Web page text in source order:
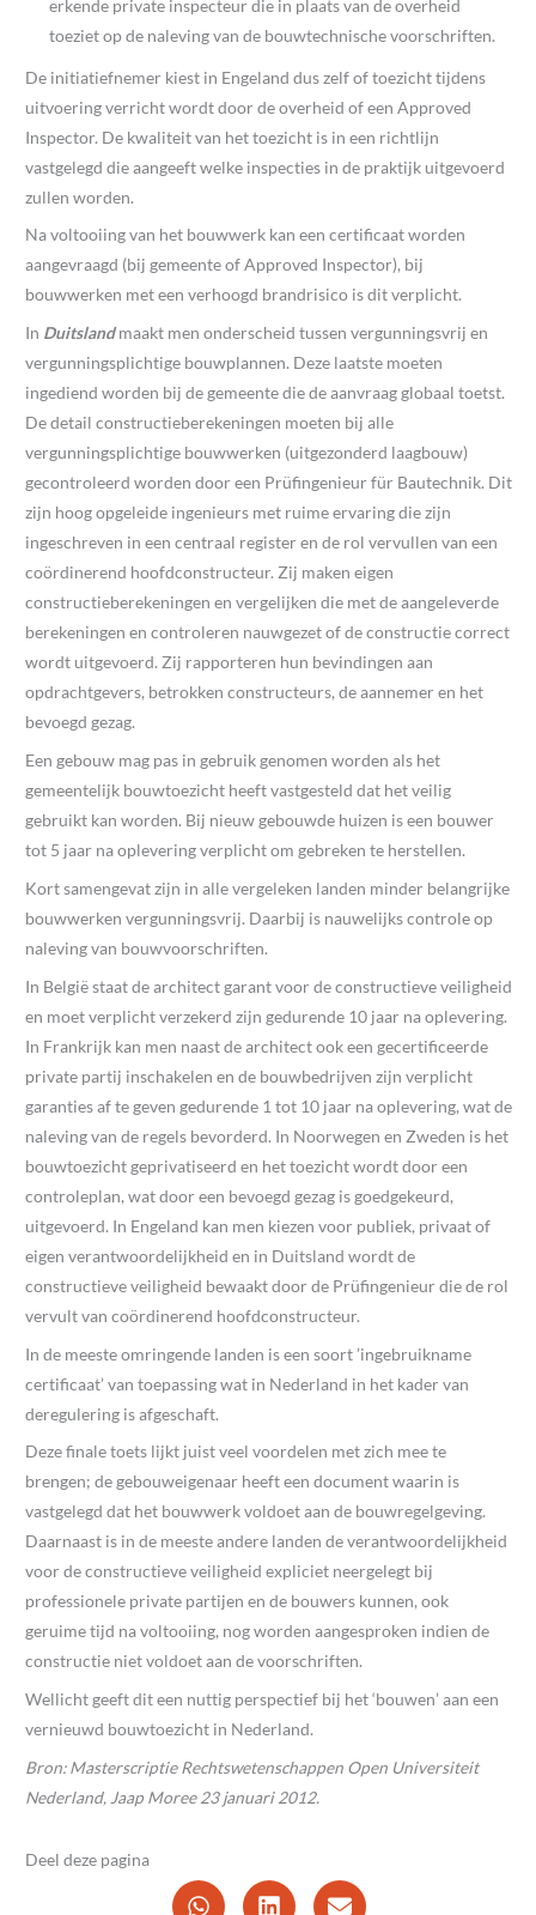
erkende private inspecteur die in plaats van de overheid
toeziet op de naleving van de bouwtechnische voorschriften.
De initiatiefnemer kiest in Engeland dus zelf of toezicht tijdens
uitvoering verricht wordt door de overheid of een Approved
Inspector. De kwaliteit van het toezicht is in een richtlijn
vastgelegd die aangeeft welke inspecties in de praktijk uitgevoerd
zullen worden.
Na voltooiing van het bouwwerk kan een certificaat worden
aangevraagd (bij gemeente of Approved Inspector), bij
bouwwerken met een verhoogd brandrisico is dit verplicht.
In Duitslandmaakt men onderscheid tussen vergunningsvrij en
vergunningsplichtige bouwplannen. Deze laatste moeten
ingediend worden bij de gemeente die de aanvraag globaal toetst.
De detail constructieberekeningen moeten bij alle
vergunningsplichtige bouwwerken (uitgezonderd laagbouw)
gecontroleerd worden door een Prüfingenieur für Bautechnik. Dit
zijn hoog opgeleide ingenieurs met ruime ervaring die zijn
ingeschreven in een centraal register en de rol vervullen van een
coördinerend hoofdconstructeur. Zij maken eigen
constructieberekeningen en vergelijken die met de aangeleverde
berekeningen en controleren nauwgezet of de constructie correct
wordt uitgevoerd. Zij rapporteren hun bevindingen aan
opdrachtgevers, betrokken constructeurs, de aannemer en het
bevoegd gezag.
Een gebouw mag pas in gebruik genomen worden als het
gemeentelijk bouwtoezicht heeft vastgesteld dat het veilig
gebruikt kan worden. Bij nieuw gebouwde huizen is een bouwer
tot 5 jaar na oplevering verplicht om gebreken te herstellen.
Kort samengevat zijn in alle vergeleken landen minder belangrijke
bouwwerken vergunningsvrij. Daarbij is nauwelijks controle op
naleving van bouwvoorschriften.
In België staat de architect garant voor de constructieve veiligheid
en moet verplicht verzekerd zijn gedurende 10 jaar na oplevering.
In Frankrijk kan men naast de architect ook een gecertificeerde
private partij inschakelen en de bouwbedrijven zijn verplicht
garanties af te geven gedurende 1 tot 10 jaar na oplevering, wat de
naleving van de regels bevorderd. In Noorwegen en Zweden is het
bouwtoezicht geprivatiseerd en het toezicht wordt door een
controleplan, wat door een bevoegd gezag is goedgekeurd,
uitgevoerd. In Engeland kan men kiezen voor publiek, privaat of
eigen verantwoordelijkheid en in Duitsland wordt de
constructieve veiligheid bewaakt door de Prüfingenieur die de rol
vervult van coördinerend hoofdconstructeur.
In de meeste omringende landen is een soort ’ingebruikname
certificaat’ van toepassing wat in Nederland in het kader van
deregulering is afgeschaft.
Deze finale toets lijkt juist veel voordelen met zich mee te
brengen; de gebouweigenaar heeft een document waarin is
vastgelegd dat het bouwwerk voldoet aan de bouwregelgeving.
Daarnaast is in de meeste andere landen de verantwoordelijkheid
voor de constructieve veiligheid expliciet neergelegt bij
professionele private partijen en de bouwers kunnen, ook
geruime tijd na voltooiing, nog worden aangesproken indien de
constructie niet voldoet aan de voorschriften.
Wellicht geeft dit een nuttig perspectief bij het ‘bouwen’ aan een
vernieuwd bouwtoezicht in Nederland.
Bron: Masterscriptie Rechtswetenschappen Open Universiteit
Nederland, Jaap Moree 23 januari 2012.
Deel deze pagina